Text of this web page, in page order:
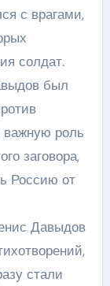
с врагами,
солдат.
был
важную роль
заговора,
Россию от
Давыдов
стали